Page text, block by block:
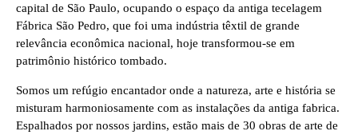
capital de São Paulo, ocupando o espaço da antiga tecelagem
Fábrica São Pedro, que foi uma indústria têxtil de grande
relevância econômica nacional, hoje transformou-se em
patrimônio histórico tombado.
Somos um refúgio encantador onde a natureza, arte e história se
misturam harmoniosamente com as instalações da antiga fabrica.
Espalhados por nossos jardins, estão mais de 30 obras de arte de